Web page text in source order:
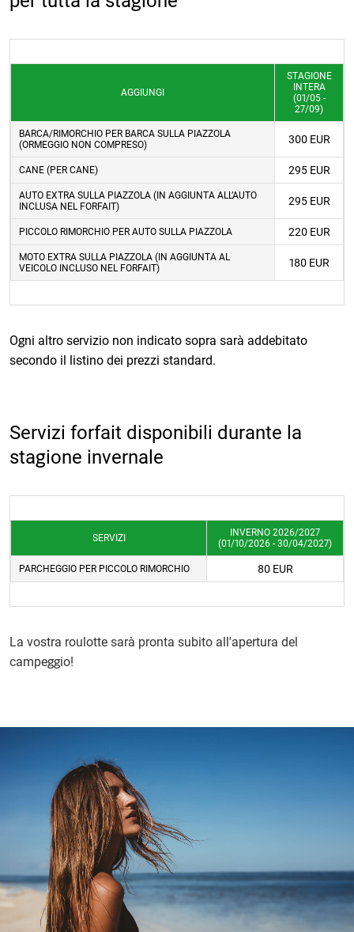
AGGIUNGI
STAGIONE
INTERA
(01/05 -
27/09)
BARCA/RIMORCHIO PER BARCA SULLA PIAZZOLA
(ORMEGGIO NON COMPRESO)
300 EUR
CANE (PER CANE) 295 EUR
AUTO EXTRA SULLA PIAZZOLA (IN AGGIUNTA ALL’AUTO
INCLUSA NEL FORFAIT)
295 EUR
PICCOLO RIMORCHIO PER AUTO SULLA PIAZZOLA 220 EUR
MOTO EXTRA SULLA PIAZZOLA (IN AGGIUNTA AL
VEICOLO INCLUSO NEL FORFAIT)
180 EUR
Ogni altro servizio non indicato sopra sarà addebitato
secondo il listino dei prezzi standard.
Servizi forfait disponibili durante la
stagione invernale
SERVIZI
INVERNO 2026/2027
(01/10/2026 - 30/04/2027)
PARCHEGGIO PER PICCOLO RIMORCHIO 80 EUR
La vostra roulotte sarà pronta subito all'apertura del
campeggio!